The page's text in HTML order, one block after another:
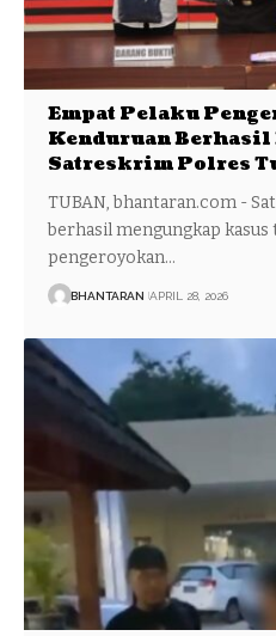
Empat Pelaku
Kenduruan Berhasil
Satreskrim Polres
TUBAN, bhantaran.com -
berhasil mengungkap kasus
pengeroyokan…
BHANTARAN APRIL 28, 2026